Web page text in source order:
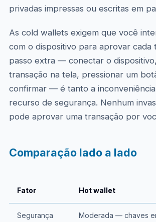
privadas impressas ou escritas em
As cold wallets exigem que você
com o dispositivo para aprovar cada
passo extra — conectar o
transação na tela, pressionar um
confirmar — é tanto a
recurso de segurança. Nenhum
pode aprovar uma transação por
Comparação lado a lado
Fator Hot wallet
Segurança
Moderada — chaves